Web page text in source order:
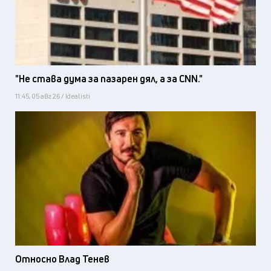
"Не става дума за пазарен дял, а за CNN."
11:45, 05 авг 26 / Idealisti
Относно Влад Тенев